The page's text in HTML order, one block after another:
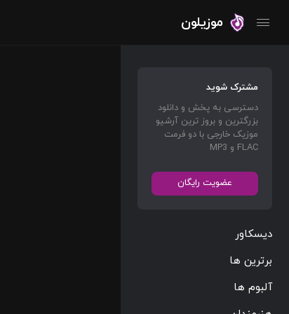
موزیلون
مشترک شوید
دسترسی به پخش و دانلود
بزرگترین و بروز ترین آرشیو
موزیک خارجی با دو فرمت
FLAC و MP3
عضویت رایگان
دیسکاور
برترین ها
آلبوم ها